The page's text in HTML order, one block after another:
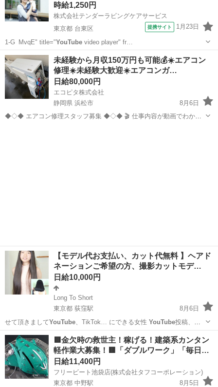
時給1,250円
株式会社テンダーラビングケアサービス
東京都 台東区
提携サイト 1月23日
1-G_MvqE" title="YouTubevideo player" fr…
東京 台東区 保育士
未経験から月収150万円も可能💰☀️エアコン
修理☀️未経験大歓迎☀️エアコンガ…
日給80,000円
エコピタ株式会社
静岡県 浜松市
8月6日
◆◇◆ エアコン修理スタッフ募集 ◆◇◆ 🎬 仕事内容が動画でわかり
【モデル代お支払い、カット代無料 】ヘアド
ネーションご希望の方、撮影カットモデ…
日給10,000円
Long To Short
東京都 荻窪駅
8月6日
せて頂きましてYouTube、TikTok… にできる女性 YouTube投稿、動
画販売… 撮影した動画をYouTube、ダウンロード…
東京 杉並区 荻窪駅 その他 ヘアドネーション
🟥金欠時の救世主！稼げる！建築系カンタン
軽作業大募集！🟥「ダブルワーク」「毎日…
日給11,400円
フリービート池袋店(株式会社タフコーポレーション)
東京都 中野駅
8月5日